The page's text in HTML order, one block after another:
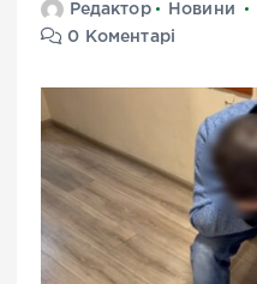
Редактор Новини
0 Коментарі